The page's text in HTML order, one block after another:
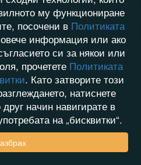
му функциониране
посочени в Политиката
информация или ако
си за някои или
прочетете Политиката
. Като затворите този
натиснете
начин навигирате в
на „бисквитки“.